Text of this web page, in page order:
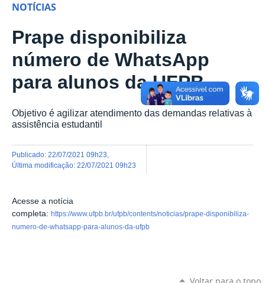
NOTÍCIAS
Prape disponibiliza
número de WhatsApp
para alunos da UFPB
Objetivo é agilizar atendimento das demandas relativas à
assistência estudantil
publicado: 22/07/2021 09h23
última modificação: 22/07/2021 09h23
Acesse a notícia
completa: https://www.ufpb.br/ufpb/contents/noticias/prape-disponibiliza-
numero-de-whatsapp-para-alunos-da-ufpb